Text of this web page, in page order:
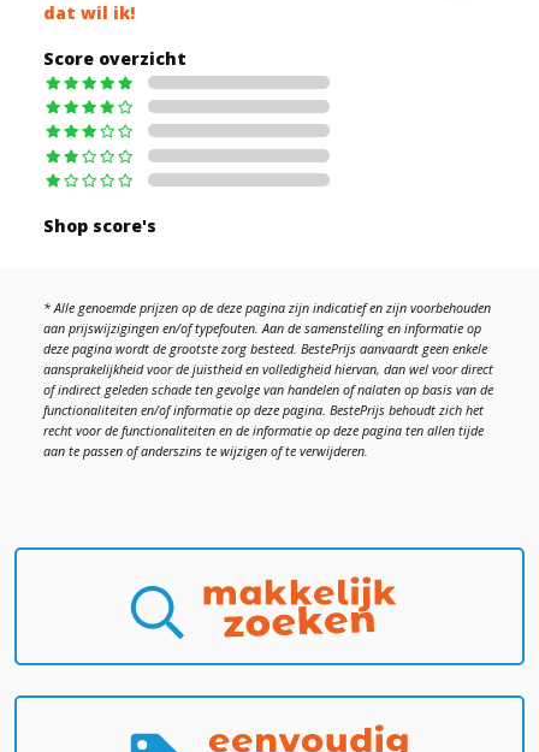
dat wil ik!
Score overzicht
Shop score's
* Alle genoemde prijzen op de deze pagina zijn indicatief en zijn voorbehouden
aan prijswijzigingen en/of typefouten. Aan de samenstelling en informatie op
deze pagina wordt de grootste zorg besteed. BestePrijs aanvaardt geen enkele
aansprakelijkheid voor de juistheid en volledigheid hiervan, dan wel voor direct
of indirect geleden schade ten gevolge van handelen of nalaten op basis van de
functionaliteiten en/of informatie op deze pagina. BestePrijs behoudt zich het
recht voor de functionaliteiten en de informatie op deze pagina ten allen tijde
aan te passen of anderszins te wijzigen of te verwijderen.